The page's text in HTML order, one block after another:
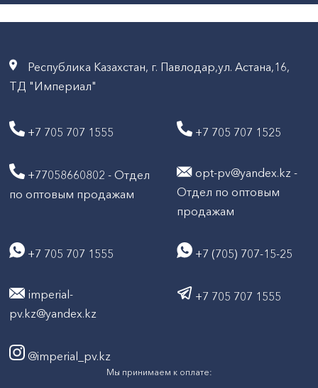
Республика Казахстан, г. Павлодар,ул. Астана,16,
ТД "Империал"
+7 705 707 1555 +7 705 707 1525
+77058660802 - Отдел
по оптовым продажам
opt-pv@yandex.kz -
Отдел по оптовым
продажам
+7 705 707 1555 +7 (705) 707-15-25
imperial-
pv.kz@yandex.kz
+7 705 707 1555
@imperial_pv.kz
Мы принимаем к оплате: